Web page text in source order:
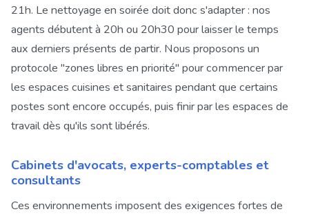
21h. Le nettoyage en soirée doit donc s'adapter : nos
agents débutent à 20h ou 20h30 pour laisser le temps
aux derniers présents de partir. Nous proposons un
protocole "zones libres en priorité" pour commencer par
les espaces cuisines et sanitaires pendant que certains
postes sont encore occupés, puis finir par les espaces de
travail dès qu'ils sont libérés.
Cabinets d'avocats, experts-comptables et
consultants
Ces environnements imposent des exigences fortes de